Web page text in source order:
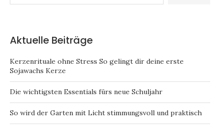
Aktuelle Beiträge
Kerzenrituale ohne Stress So gelingt dir deine erste
Sojawachs Kerze
Die wichtigsten Essentials fürs neue Schuljahr
So wird der Garten mit Licht stimmungsvoll und praktisch